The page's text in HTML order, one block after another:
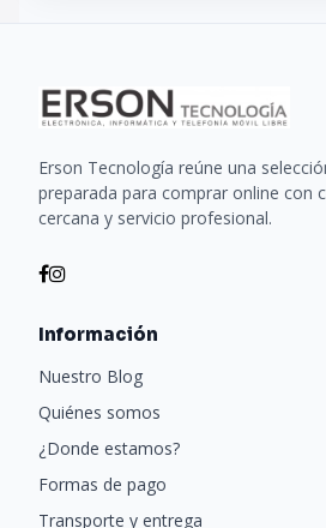
Erson Tecnología reúne una
preparada para comprar online con
cercana y servicio profesional.
Información
Nuestro Blog
Quiénes somos
¿Donde estamos?
Formas de pago
Transporte y entrega